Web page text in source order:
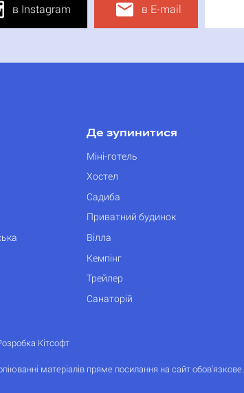
в Instagram в E-mail
Де зупинитися
Міні-готель
Хостел
Садиба
Приватний будинок
Вілла
Кемпінг
Трейлер
Санаторій
Кітсофт
матеріалів пряме посилання на сайт обов'язкове.